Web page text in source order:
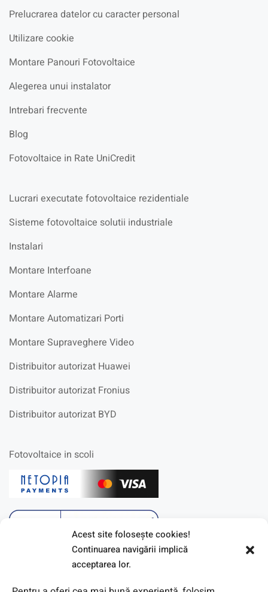
Acest site foloseşte cookies!
Continuarea navigării implică
acceptarea lor.
Prelucrarea datelor cu caracter personal
Utilizare cookie
Montare Panouri Fotovoltaice
Alegerea unui instalator
Intrebari frecvente
Blog
Fotovoltaice in Rate UniCredit
Lucrari executate fotovoltaice rezidentiale
Sisteme fotovoltaice solutii industriale
Instalari
Montare Interfoane
Montare Alarme
Montare Automatizari Porti
Montare Supraveghere Video
Distribuitor autorizat Huawei
Distribuitor autorizat Fronius
Distribuitor autorizat BYD
Fotovoltaice in scoli